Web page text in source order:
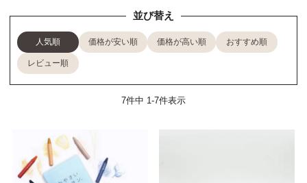
並び替え
人気順 価格が安い順 価格が高い順 おすすめ順
レビュー順
7件中 1-7件表示